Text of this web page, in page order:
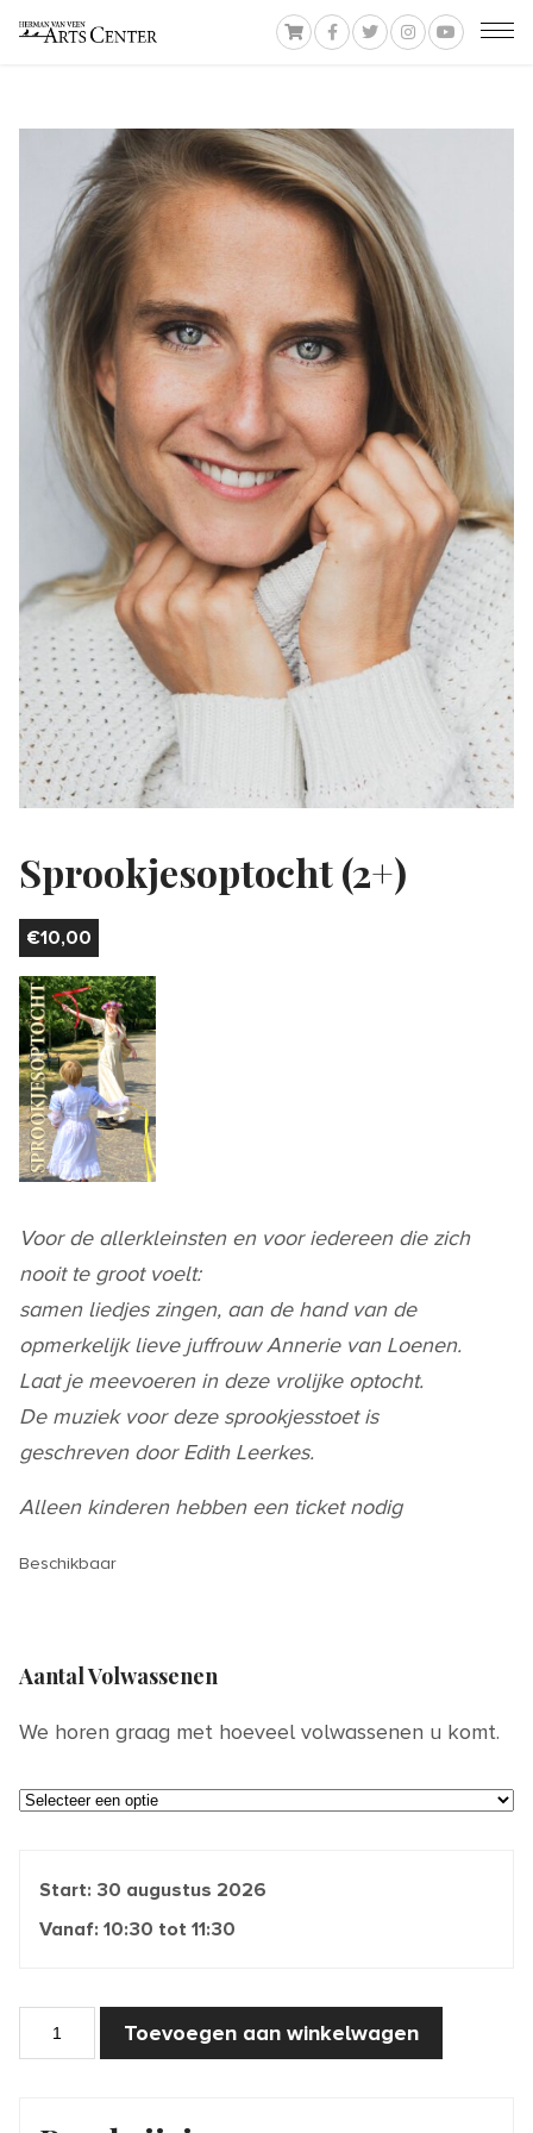
Sprookjesoptocht (2+)
€10,00
Voor de allerkleinsten en voor iedereen die zich
nooit te groot voelt:
samen liedjes zingen, aan de hand van de
opmerkelijk lieve juffrouw Annerie van Loenen.
Laat je meevoeren in deze vrolijke optocht.
De muziek voor deze sprookjesstoet is
geschreven door Edith Leerkes.
Alleen kinderen hebben een ticket nodig
Beschikbaar
Aantal Volwassenen
We horen graag met hoeveel volwassenen u komt.
Start: 30 augustus 2026
Vanaf: 10:30 tot 11:30
Sprookjesoptocht
aantal
Toevoegen aan winkelwagen